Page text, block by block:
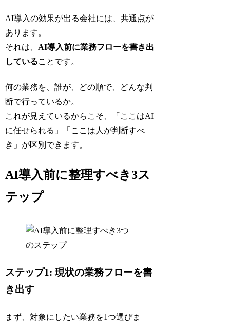
AI導入の効果が出る会社には、共通点が
あります。
それは、 AI導入前に業務フローを書き出
していることです。
何の業務を、誰が、どの順で、どんな判
断で行っているか。
これが見えているからこそ、「ここはAI
に任せられる」「ここは人が判断すべ
き」が区別できます。
AI導入前に整理すべき3ス
テップ
ステップ1: 現状の業務フローを書
き出す
まず、対象にしたい業務を1つ選びま